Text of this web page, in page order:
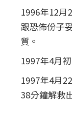
1996年12月
跟恐佈份子
質。
1997年4月
1997年4月
38分鐘解救